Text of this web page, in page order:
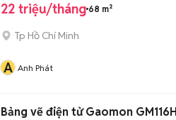
22 triệu/tháng 68 m²
Tp Hồ Chí Minh
A Anh Phát
Bảng vẽ điện tử Gaomon